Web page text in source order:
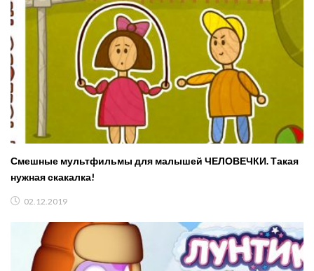
Смешные мультфильмы для малышей ЧЕЛОВЕЧКИ. Такая
нужная скакалка!
02.12.2019